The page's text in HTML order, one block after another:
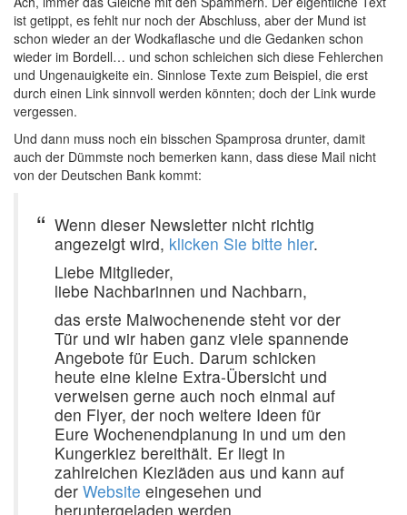
ist getippt, es fehlt nur noch der Abschluss, aber der Mund ist
schon wieder an der Wodkaflasche und die Gedanken schon
wieder im Bordell… und schon schleichen sich diese Fehlerchen
und Ungenauigkeite ein. Sinnlose Texte zum Beispiel, die erst
durch einen Link sinnvoll werden könnten; doch der Link wurde
vergessen.
Und dann muss noch ein bisschen Spamprosa drunter, damit
auch der Dümmste noch bemerken kann, dass diese Mail nicht
von der Deutschen Bank kommt:
Wenn dieser Newsletter nicht richtig
angezeigt wird, klicken Sie bitte hier.
Liebe Mitglieder,
liebe Nachbarinnen und Nachbarn,
das erste Maiwochenende steht vor der
Tür und wir haben ganz viele spannende
Angebote für Euch. Darum schicken
heute eine kleine Extra-Übersicht und
verweisen gerne auch noch einmal auf
den Flyer, der noch weitere Ideen für
Eure Wochenendplanung in und um den
Kungerkiez bereithält. Er liegt in
zahlreichen Kiezläden aus und kann auf
der Website eingesehen und
heruntergeladen werden.